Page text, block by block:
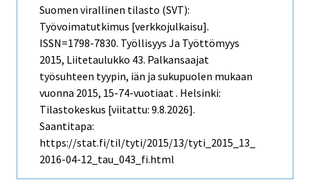
Suomen virallinen tilasto (SVT):
Työvoimatutkimus [verkkojulkaisu].
ISSN=1798-7830. Työllisyys Ja Työttömyys
2015, Liitetaulukko 43. Palkansaajat
työsuhteen tyypin, iän ja sukupuolen mukaan
vuonna 2015, 15-74-vuotiaat . Helsinki:
Tilastokeskus [viitattu: 9.8.2026].
Saantitapa:
https://stat.fi/til/tyti/2015/13/tyti_2015_13_
2016-04-12_tau_043_fi.html